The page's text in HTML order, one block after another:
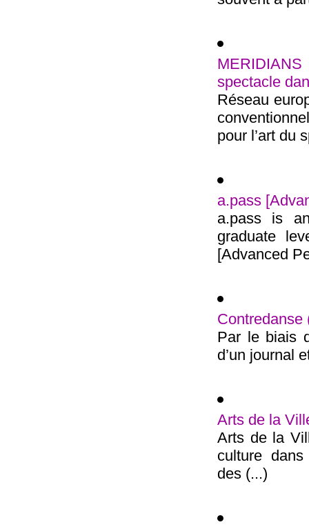
spectacle
Réseau
pour l’art du
a.pass
a.pass is
graduate
[Advanced
Contredanse
Par le biais
d’un journal
Arts de la
Arts de la
culture
des (...)